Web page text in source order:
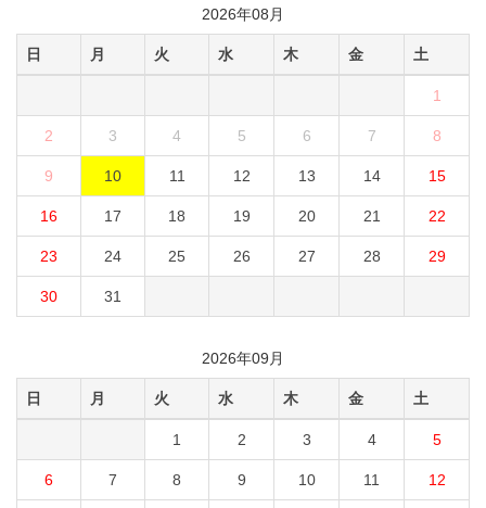
2026年08月
日 月 火 水 木 金 土
1
2 3 4 5 6 7 8
9 10 11 12 13 14 15
16 17 18 19 20 21 22
23 24 25 26 27 28 29
30 31
2026年09月
日 月 火 水 木 金 土
1 2 3 4 5
6 7 8 9 10 11 12